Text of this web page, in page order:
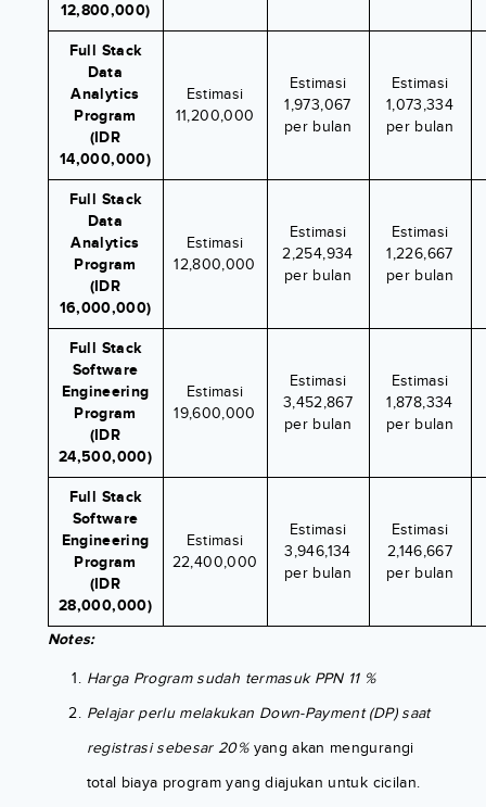
12,800,000)
Full Stack
Data
Analytics
Program
(IDR
14,000,000)
Estimasi
11,200,000
Estimasi
1,973,067
per bulan
Estimasi
1,073,334
per bulan
Full Stack
Data
Analytics
Program
(IDR
16,000,000)
Estimasi
12,800,000
Estimasi
2,254,934
per bulan
Estimasi
1,226,667
per bulan
Full Stack
Software
Engineering
Program
(IDR
24,500,000)
Estimasi
19,600,000
Estimasi
3,452,867
per bulan
Estimasi
1,878,334
per bulan
Full Stack
Software
Engineering
Program
(IDR
28,000,000)
Estimasi
22,400,000
Estimasi
3,946,134
per bulan
Estimasi
2,146,667
per bulan
Notes:
Harga Program sudah termasuk PPN 11 %
Pelajar perlu melakukan Down-Payment (DP) saat
registrasi sebesar 20%yang akan mengurangi
total biaya program yang diajukan untuk cicilan.